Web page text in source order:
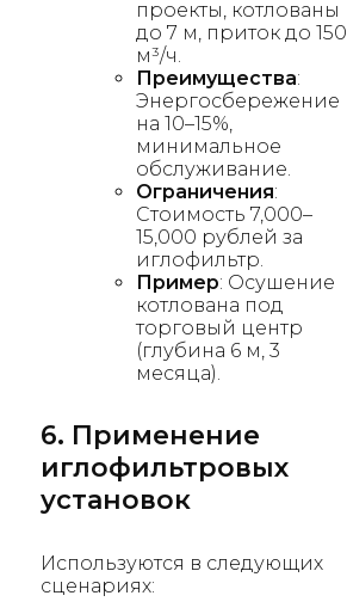
проекты, котлованы
до 7 м, приток до 150
м³/ч.
Преимущества:
Энергосбережение
на 10–15%,
минимальное
обслуживание.
Ограничения:
Стоимость 7,000–
15,000 рублей за
иглофильтр.
Пример: Осушение
котлована под
торговый центр
(глубина 6 м, 3
месяца).
6. Применение
иглофильтровых
установок
Используются в следующих
сценариях: